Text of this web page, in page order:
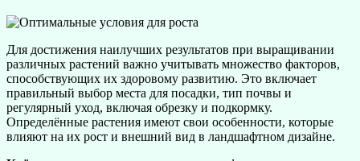
Для достижения наилучших результатов при выращивании
различных растений важно учитывать множество факторов,
способствующих их здоровому развитию. Это включает
правильный выбор места для посадки, тип почвы и
регулярный уход, включая обрезку и подкормку.
Определённые растения имеют свои особенности, которые
влияют на их рост и внешний вид в ландшафтном дизайне.